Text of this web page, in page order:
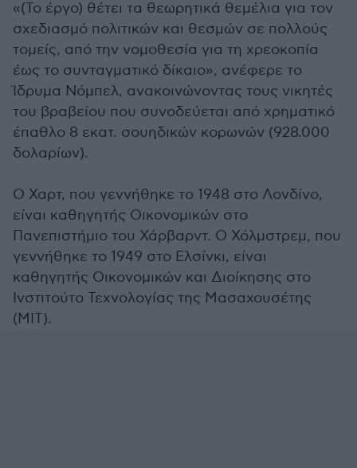
«(Το έργο) θέτει τα θεωρητικά θεμέλια για τον
σχεδιασμό πολιτικών και θεσμών σε πολλούς
τομείς, από την νομοθεσία για τη χρεοκοπία
έως το συνταγματικό δίκαιο», ανέφερε το
Ίδρυμα Νόμπελ, ανακοινώνοντας τους νικητές
του βραβείου που συνοδεύεται από χρηματικό
έπαθλο 8 εκατ. σουηδικών κορωνών (928.000
δολαρίων).
Ο Χαρτ, που γεννήθηκε το 1948 στο Λονδίνο,
είναι καθηγητής Οικονομικών στο
Πανεπιστήμιο του Χάρβαρντ. Ο Χόλμστρεμ, που
γεννήθηκε το 1949 στο Ελσίνκι, είναι
καθηγητής Οικονομικών και Διοίκησης στο
Ινστιτούτο Τεχνολογίας της Μασαχουσέτης
(ΜΙΤ).